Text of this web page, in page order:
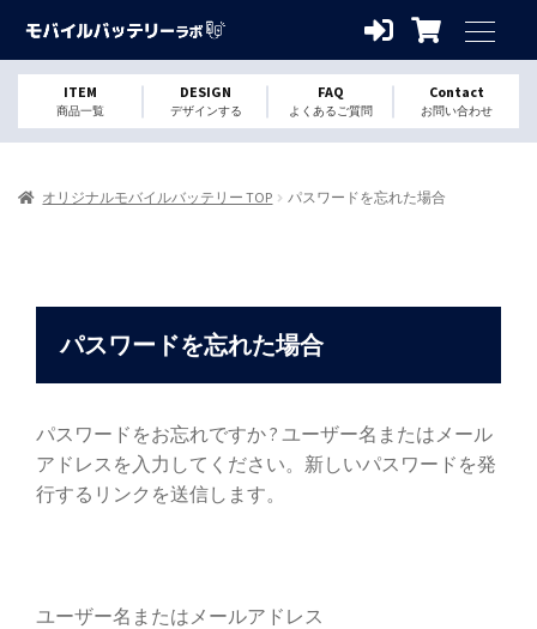
ITEM
商品一覧
DESIGN
デザインする
FAQ
よくあるご質問
Contact
お問い合わせ
オリジナルモバイルバッテリー TOP パスワードを忘れた場合
パスワードを忘れた場合
パスワードをお忘れですか ? ユーザー名またはメール
アドレスを入力してください。新しいパスワードを発
行するリンクを送信します。
ユーザー名またはメールアドレス